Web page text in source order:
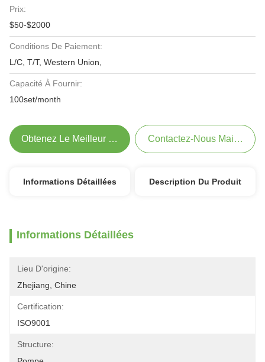
Prix:
$50-$2000
Conditions De Paiement:
L/C, T/T, Western Union,
Capacité À Fournir:
100set/month
Obtenez Le Meilleur Prix Contactez-Nous Maintenant
Informations Détaillées Description Du Produit
Informations Détaillées
Lieu D'origine:
Zhejiang, Chine
Certification:
ISO9001
Structure: